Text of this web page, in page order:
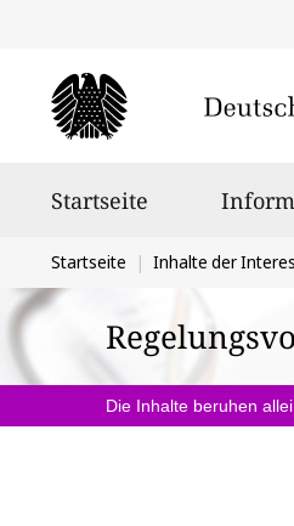
Startseite
Sie
befinden
sich
hier:
Startseite Inhalte der
Die Inhalte beruhen